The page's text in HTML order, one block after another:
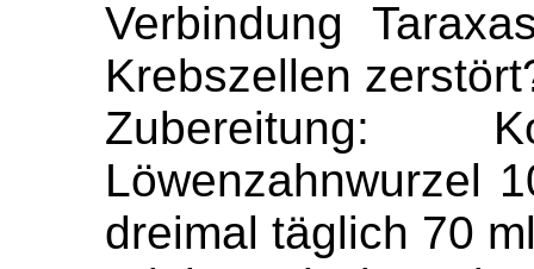
Verbindung
Krebszellen
Zubereitung:
Löwenzahnwurzel
dreimal täglich 70